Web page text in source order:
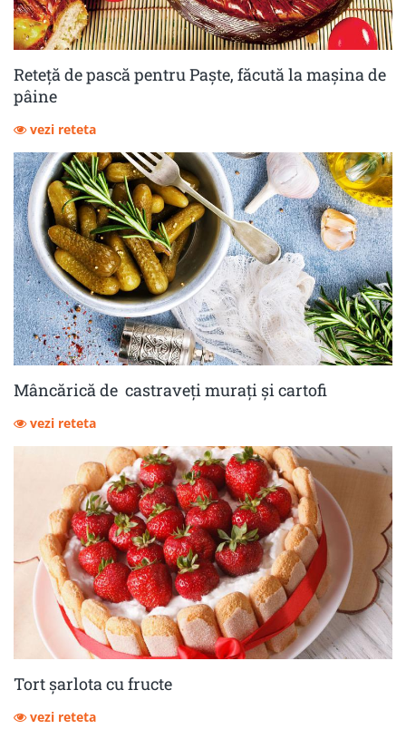
Reteță de pască pentru Paște, făcută la mașina de
pâine
vezi reteta
Mâncărică de castraveţi muraţi şi cartofi
vezi reteta
Tort șarlota cu fructe
vezi reteta